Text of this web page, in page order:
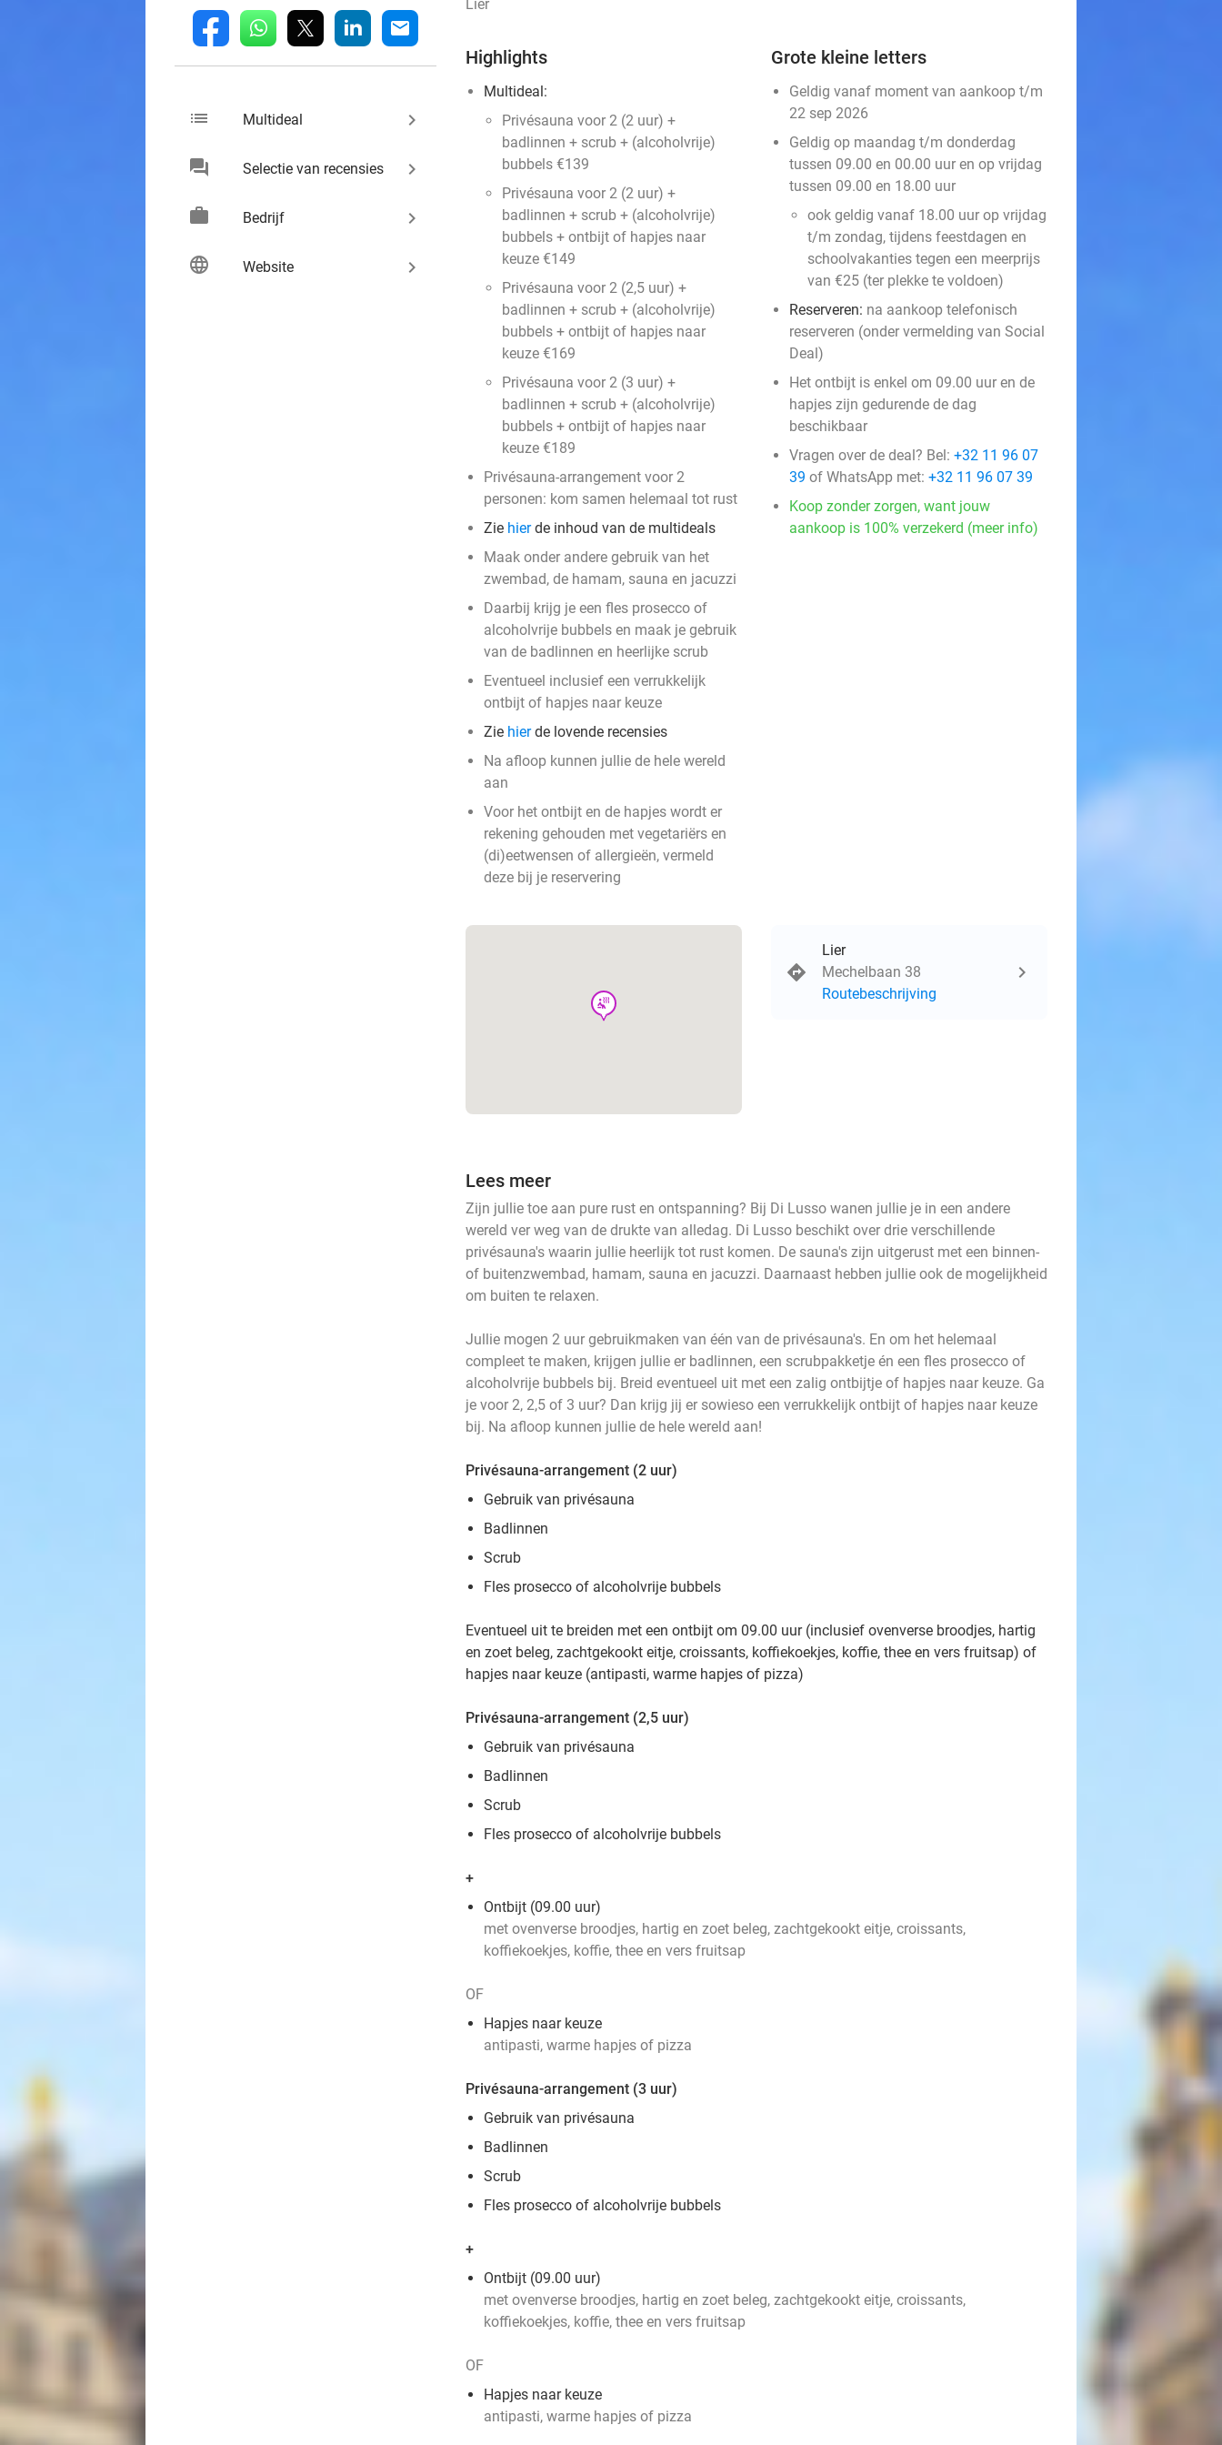
fb whatsapp linkedin mail
list Multideal keyboard_arrow_right
chat Selectie van recensies keyboard_arrow_right
work Bedrijf keyboard_arrow_right
language Website keyboard_arrow_right
Lier
Highlights
Multideal:
Privésauna voor 2 (2 uur) +
badlinnen + scrub + (alcoholvrije)
bubbels €139
Privésauna voor 2 (2 uur) +
badlinnen + scrub + (alcoholvrije)
bubbels + ontbijt of hapjes naar
keuze €149
Privésauna voor 2 (2,5 uur) +
badlinnen + scrub + (alcoholvrije)
bubbels + ontbijt of hapjes naar
keuze €169
Privésauna voor 2 (3 uur) +
badlinnen + scrub + (alcoholvrije)
bubbels + ontbijt of hapjes naar
keuze €189
Privésauna-arrangement voor 2
personen: kom samen helemaal tot rust
Zie hierde inhoud van de multideals
Maak onder andere gebruik van het
zwembad, de hamam, sauna en jacuzzi
Daarbij krijg je een fles prosecco of
alcoholvrije bubbels en maak je gebruik
van de badlinnen en heerlijke scrub
Eventueel inclusief een verrukkelijk
ontbijt of hapjes naar keuze
Zie hierde lovende recensies
Na afloop kunnen jullie de hele wereld
aan
Voor het ontbijt en de hapjes wordt er
rekening gehouden met vegetariërs en
(di)eetwensen of allergieën, vermeld
deze bij je reservering
Grote kleine letters
Geldig vanaf moment van aankoop t/m
22 sep 2026
Geldig op maandag t/m donderdag
tussen 09.00 en 00.00 uur en op vrijdag
tussen 09.00 en 18.00 uur
ook geldig vanaf 18.00 uur op vrijdag
t/m zondag, tijdens feestdagen en
schoolvakanties tegen een meerprijs
van €25 (ter plekke te voldoen)
Reserveren: na aankoop telefonisch
reserveren (onder vermelding van Social
Deal)
Het ontbijt is enkel om 09.00 uur en de
hapjes zijn gedurende de dag
beschikbaar
Vragen over de deal? Bel: +32 11 96 07
39 of WhatsApp met: +32 11 96 07 39
Koop zonder zorgen, want jouw
aankoop is 100% verzekerd (meer info)
wellness
Lier
Mechelbaan 38
Routebeschrijving
Lees meer
Zijn jullie toe aan pure rust en ontspanning? Bij Di Lusso wanen jullie je in een andere
wereld ver weg van de drukte van alledag. Di Lusso beschikt over drie verschillende
privésauna's waarin jullie heerlijk tot rust komen. De sauna's zijn uitgerust met een binnen-
of buitenzwembad, hamam, sauna en jacuzzi. Daarnaast hebben jullie ook de mogelijkheid
om buiten te relaxen.
Jullie mogen 2 uur gebruikmaken van één van de privésauna's. En om het helemaal
compleet te maken, krijgen jullie er badlinnen, een scrubpakketje én een fles prosecco of
alcoholvrije bubbels bij. Breid eventueel uit met een zalig ontbijtje of hapjes naar keuze. Ga
je voor 2, 2,5 of 3 uur? Dan krijg jij er sowieso een verrukkelijk ontbijt of hapjes naar keuze
bij. Na afloop kunnen jullie de hele wereld aan!
Privésauna-arrangement (2 uur)
Gebruik van privésauna
Badlinnen
Scrub
Fles prosecco of alcoholvrije bubbels
Eventueel uit te breiden met een ontbijt om 09.00 uur (inclusief ovenverse broodjes, hartig
en zoet beleg, zachtgekookt eitje, croissants, koffiekoekjes, koffie, thee en vers fruitsap) of
hapjes naar keuze (antipasti, warme hapjes of pizza)
Privésauna-arrangement (2,5 uur)
Gebruik van privésauna
Badlinnen
Scrub
Fles prosecco of alcoholvrije bubbels
+
Ontbijt (09.00 uur)
met ovenverse broodjes, hartig en zoet beleg, zachtgekookt eitje, croissants,
koffiekoekjes, koffie, thee en vers fruitsap
OF
Hapjes naar keuze
antipasti, warme hapjes of pizza
Privésauna-arrangement (3 uur)
Gebruik van privésauna
Badlinnen
Scrub
Fles prosecco of alcoholvrije bubbels
+
Ontbijt (09.00 uur)
met ovenverse broodjes, hartig en zoet beleg, zachtgekookt eitje, croissants,
koffiekoekjes, koffie, thee en vers fruitsap
OF
Hapjes naar keuze
antipasti, warme hapjes of pizza